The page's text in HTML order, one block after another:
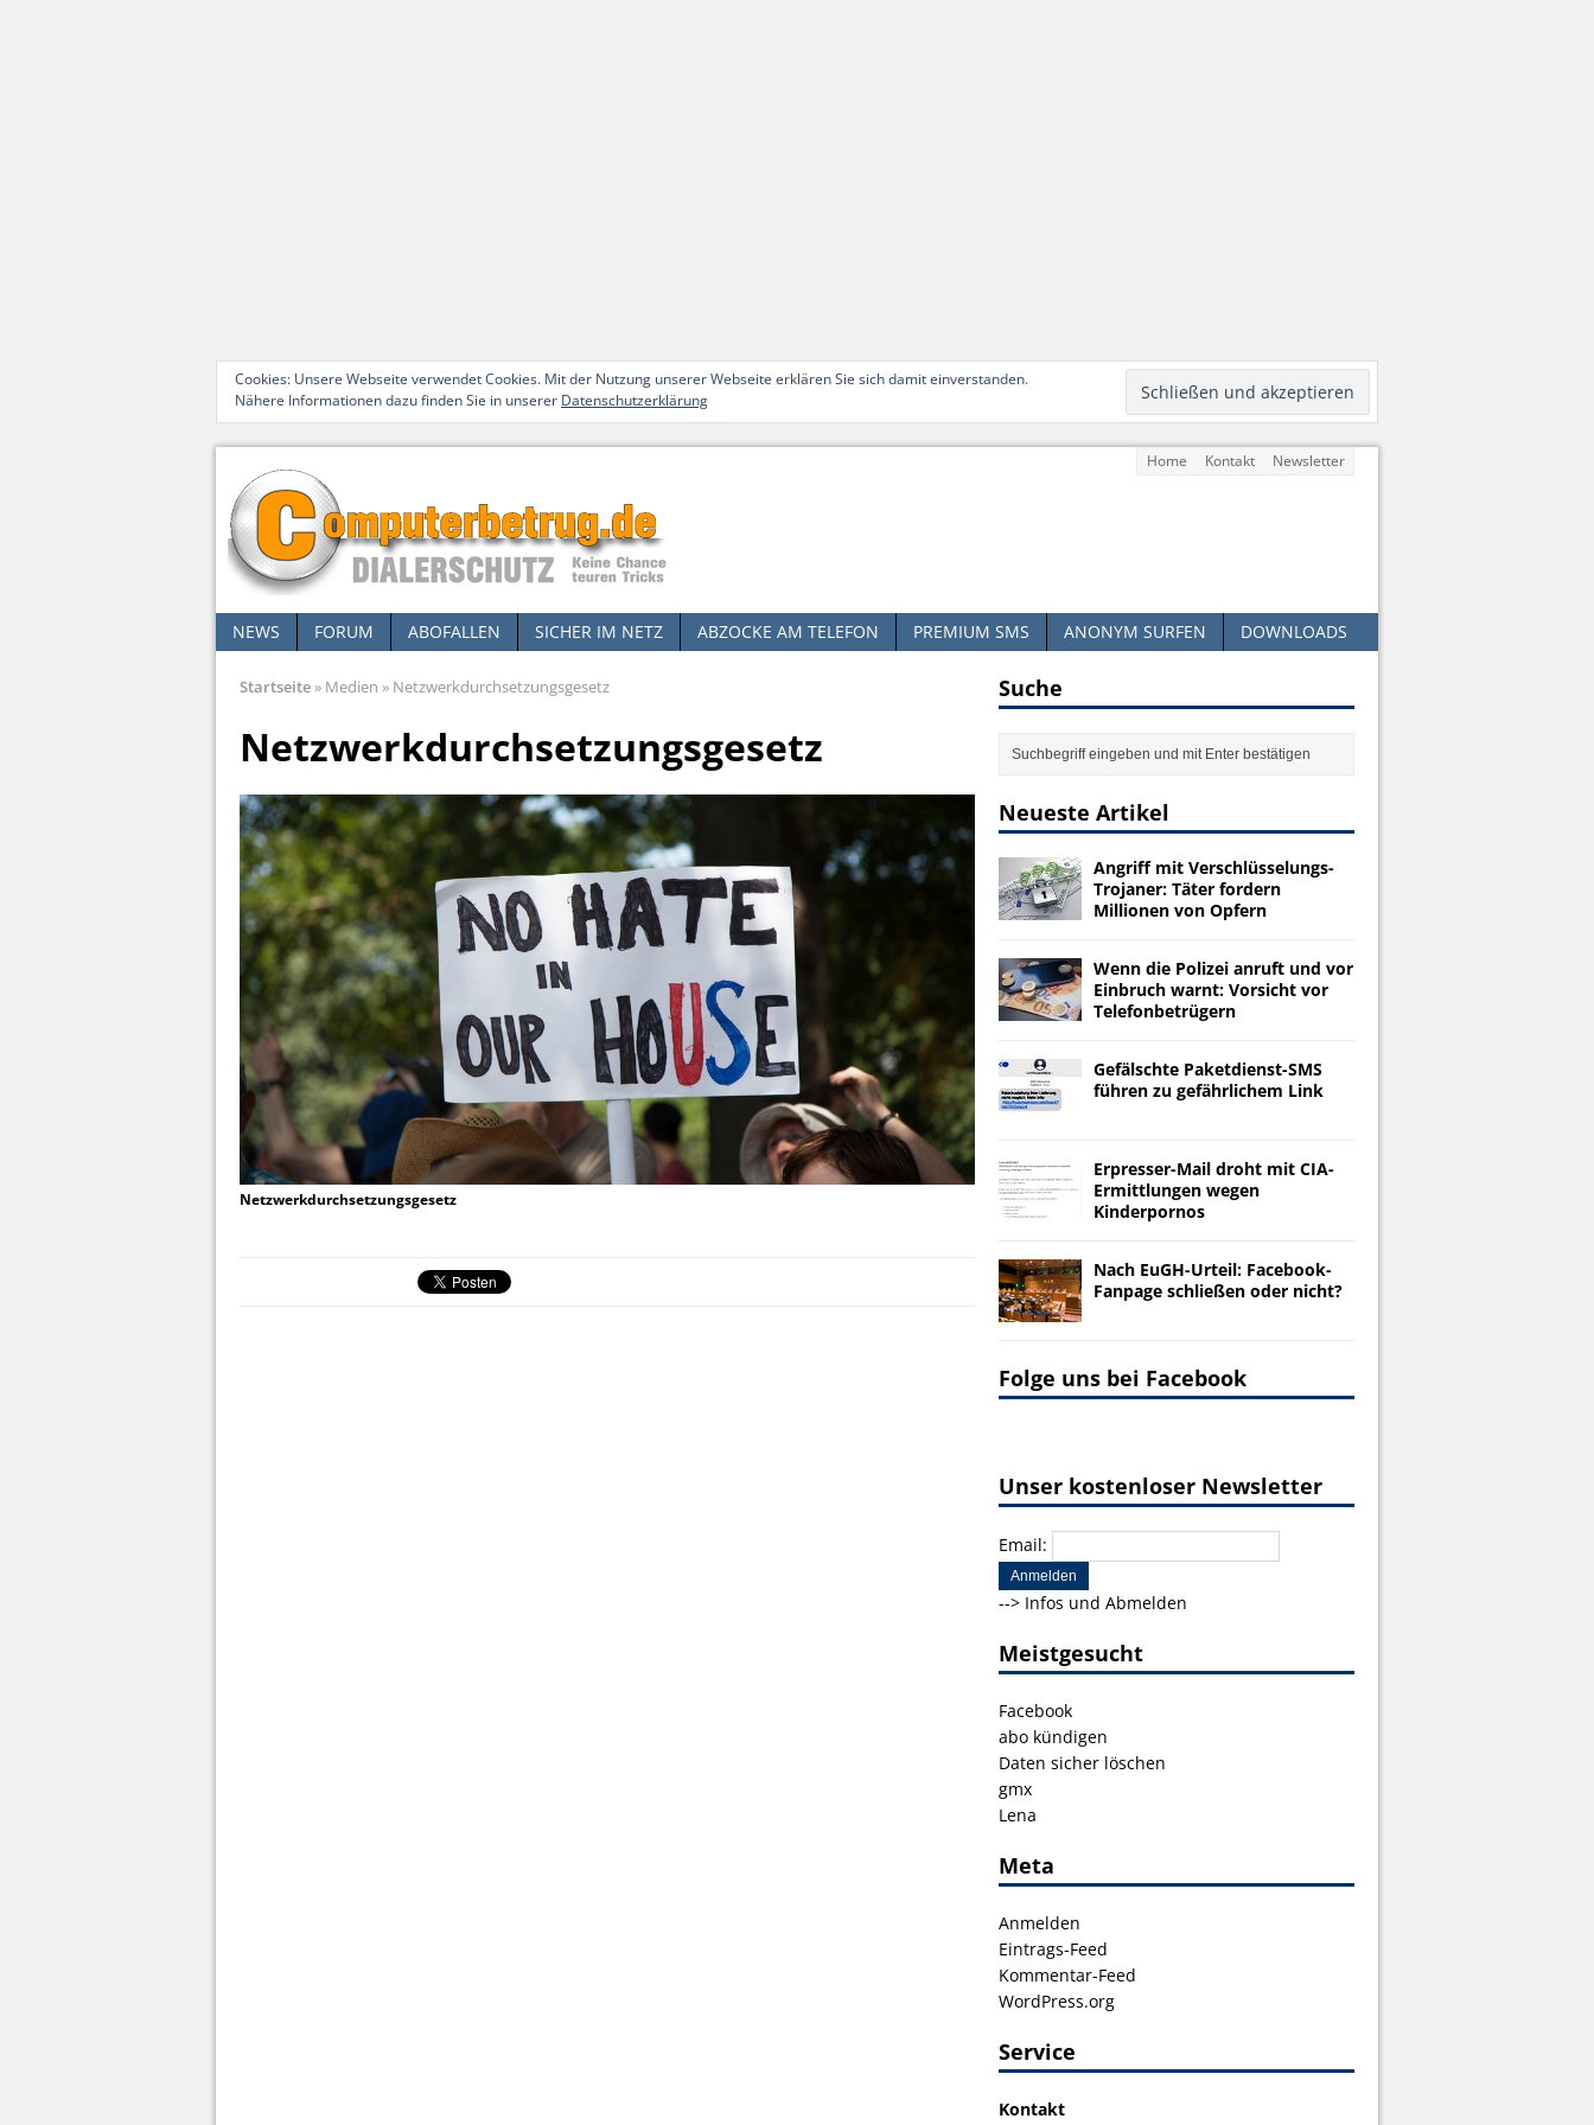
Cookies: Unsere Webseite verwendet Cookies. Mit der Nutzung unserer Webseite erklären Sie sich damit einverstanden.
Nähere Informationen dazu finden Sie in unserer Datenschutzerklärung
Home Kontakt Newsletter
NEWS FORUM ABOFALLEN SICHER IM NETZ ABZOCKE AM TELEFON PREMIUM SMS ANONYM SURFEN DOWNLOADS
Startseite» Medien » Netzwerkdurchsetzungsgesetz
Netzwerkdurchsetzungsgesetz
Netzwerkdurchsetzungsgesetz
Suche
Neueste Artikel
Angriff mit Verschlüsselungs-
Trojaner: Täter fordern
Millionen von Opfern
Wenn die Polizei anruft und vor
Einbruch warnt: Vorsicht vor
Telefonbetrügern
Gefälschte Paketdienst-SMS
führen zu gefährlichem Link
Erpresser-Mail droht mit CIA-
Ermittlungen wegen
Kinderpornos
Nach EuGH-Urteil: Facebook-
Fanpage schließen oder nicht?
Folge uns bei Facebook
Unser kostenloser Newsletter
Email:
--> Infos und Abmelden
Meistgesucht
Facebook
abo kündigen
Daten sicher löschen
gmx
Lena
Meta
Anmelden
Eintrags-Feed
Kommentar-Feed
WordPress.org
Service
Kontakt